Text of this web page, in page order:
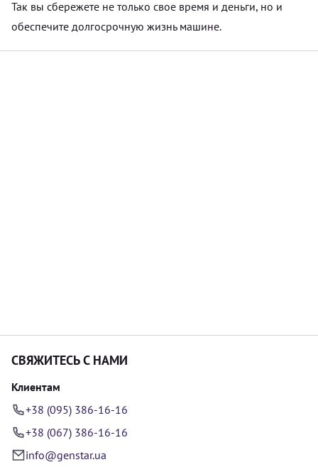
Так вы сбережете не только свое время и деньги, но и
обеспечите долгосрочную жизнь машине.
СВЯЖИТЕСЬ С НАМИ
Клиентам
+38 (095) 386-16-16
+38 (067) 386-16-16
info@genstar.ua